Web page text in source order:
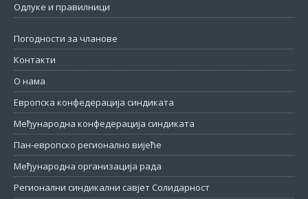
Одлуке и правилници
Погодности за чланове
Контакти
О нама
Европска конфедерација синдиката
Међународна конфедерација синдиката
Пан-европско регионално вијеће
Међународна организација рада
Регионални синдикални савјет Солидарност